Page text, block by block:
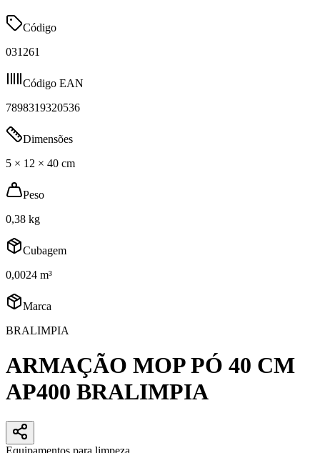
Código
031261
Código EAN
7898319320536
Dimensões
5 × 12 × 40 cm
Peso
0,38 kg
Cubagem
0,0024 m³
Marca
BRALIMPIA
ARMAÇÃO MOP PÓ 40 CM
AP400 BRALIMPIA
Equipamentos para limpeza